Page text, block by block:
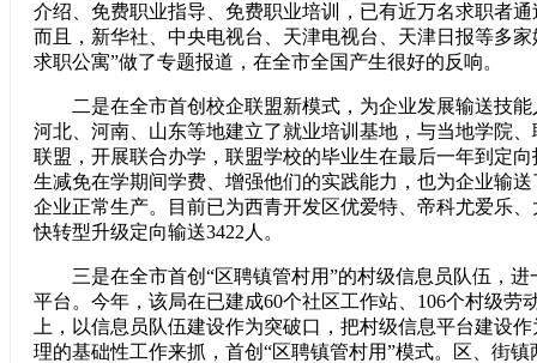
介绍、免费职业指导、免费职业培训，已有近万名求职者
而且，新华社、中央电视台、天津电视台、天津日报等多家
求职公寓”做了专题报道，在全市全国产生很好的反响。
二是在全市首创校企联盟新模式，为企业发展输送技能
河北、河南、山东等地建立了就业培训基地，与当地学院
联盟，开展联合办学，联盟学校的毕业生在最后一年到定
生减免在学期间学费、增强他们的实践能力，也为企业输
企业正常生产。目前已为西青开发区优爱特、帝科尤爱乐
快转型升级定向输送3422人。
三是在全市首创“区聘镇管村用”的村级信息员队伍，进
平台。今年，该局在已建成60个社区工作站、106个村级劳
上，以信息员队伍建设作为突破口，把村级信息平台建设
理的基础性工作来抓，首创“区聘镇管村用”模式。区、街